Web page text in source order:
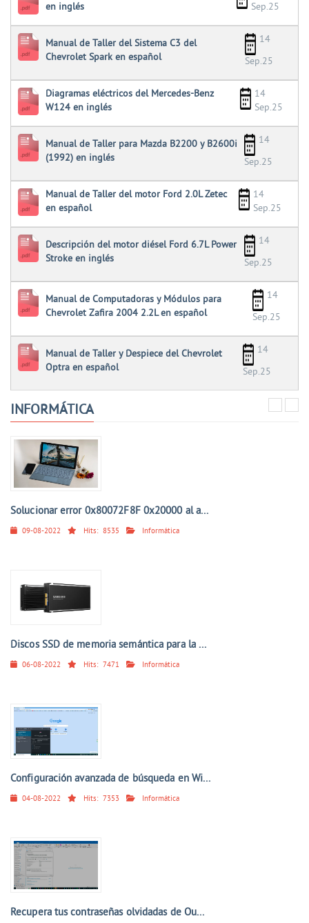
en inglés
Sep.25
Manual de Taller del Sistema C3 del
Chevrolet Spark en español
14
Sep.25
Diagramas eléctricos del Mercedes-Benz
W124 en inglés
14
Sep.25
Manual de Taller para Mazda B2200 y B2600i
(1992) en inglés
14
Sep.25
Manual de Taller del motor Ford 2.0L Zetec
en español
14
Sep.25
Descripción del motor diésel Ford 6.7L Power
Stroke en inglés
14
Sep.25
Manual de Computadoras y Módulos para
Chevrolet Zafira 2004 2.2L en español
14
Sep.25
Manual de Taller y Despiece del Chevrolet
Optra en español
14
Sep.25
INFORMÁTICA
Solucionar error 0x80072F8F 0x20000 al a...
09-08-2022 Hits: 8535 Informática
Discos SSD de memoria semántica para la ...
06-08-2022 Hits: 7471 Informática
Configuración avanzada de búsqueda en Wi...
04-08-2022 Hits: 7353 Informática
Recupera tus contraseñas olvidadas de Ou...